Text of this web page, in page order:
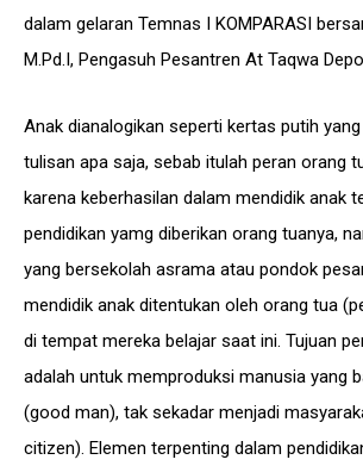
dalam gelaran Temnas I KOMPARASI
M.Pd.I, Pengasuh Pesantren At Taqwa
Anak dianalogikan seperti kertas putih
tulisan apa saja, sebab itulah peran orang
karena keberhasilan dalam mendidik anak
pendidikan yamg diberikan orang tuanya,
yang bersekolah asrama atau pondok
mendidik anak ditentukan oleh orang tua
di tempat mereka belajar saat ini. Tujuan
adalah untuk memproduksi manusia yang
(good man), tak sekadar menjadi
citizen). Elemen terpenting dalam